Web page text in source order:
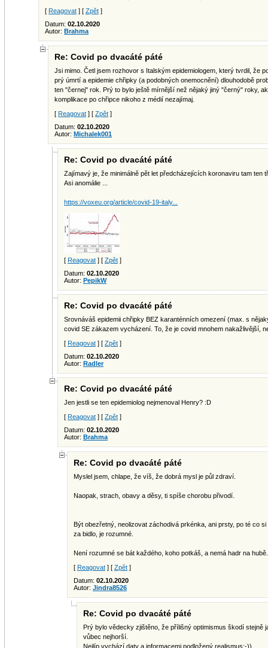
[ Reagovat ] [ Zpět ]
Datum: 02.10.2020
Autor: Brahma
Re: Covid po dvacáté páté
Jsi mimo. Četl jsem rozhovor s Italským epidemiologem, který tvrdil, že
prý úmrtí a epidemie chřipky (a podobných onemocnění) dlouhodobě
ten "černej" rok. Prý to bylo ještě mírnější než nějaký jiný "černý" roky,
komplikace po chřipce nikoho z médií nezajímaj.
[ Reagovat ] [ Zpět ]
Datum: 02.10.2020
Autor: Michalek001
Re: Covid po dvacáté páté
Zajímavý je, že minimálně pět let předcházejících koronaviru tam ten
Asi anomálie ...
https://voxeu.org/article/covid-19-italy...
[ Reagovat ] [ Zpět ]
Datum: 02.10.2020
Autor: PepikW
Re: Covid po dvacáté páté
Srovnáváš epidemii chřipky BEZ karanténních omezení (max. s
covid SE zákazem vycházení. To, že je covid mnohem nakažlivější,
[ Reagovat ] [ Zpět ]
Datum: 02.10.2020
Autor: Radler
Re: Covid po dvacáté páté
Jen jestli se ten epidemiolog nejmenoval Henry? :D
[ Reagovat ] [ Zpět ]
Datum: 02.10.2020
Autor: Brahma
Re: Covid po dvacáté páté
Myslel jsem, chlape, že víš, že dobrá mysl je půl zdraví.
Naopak, strach, obavy a děsy, ti spíše chorobu přivodí.
Být obezřetný, neolizovat záchodivá prkénka, ani prsty, po té co
za bidlo, je rozumné.
Není rozumné se bát každého, koho potkáš, a nemá hadr na hubě.
[ Reagovat ] [ Zpět ]
Datum: 02.10.2020
Autor: Jindra8526
Re: Covid po dvacáté páté
Prý bylo vědecky zjištěno, že přílišný optimismus škodí stejně
vůbec nejhorší.
Nejlíp vychází daty a informacemi podložený realismus:-))